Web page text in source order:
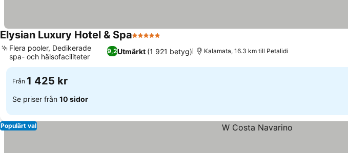
Elysian Luxury Hotel & Spa5 Stjärnor
9,2Utmärkt (1 921 betyg)
Flera pooler, Dedikerade
spa- och hälsofaciliteter
Kalamata, 16.3 km till Petalidi
Från 1 425 kr
Se priser från 10 sidor
Populärt val